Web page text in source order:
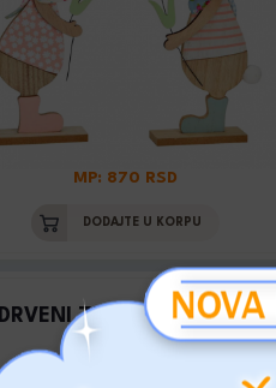
MP: 870 RSD
DODAJTE U KORPU
DRVENI ZEKA NA BICIKLU
Šifra: 064806